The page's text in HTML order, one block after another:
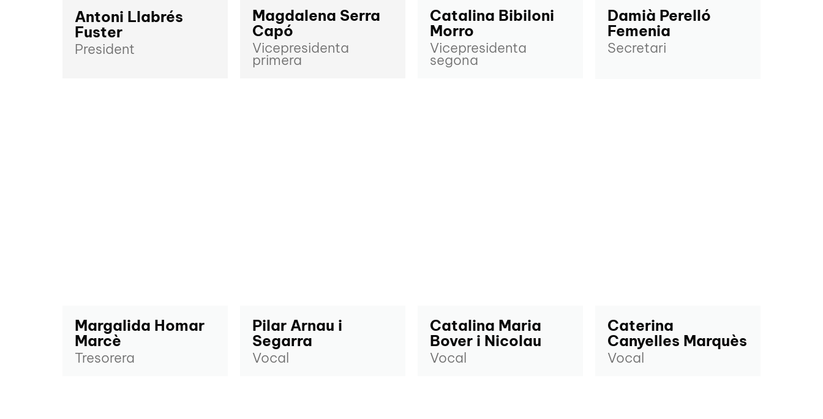
Antoni Llabrés
Fuster
President
Magdalena Serra
Capó
Vicepresidenta
primera
Catalina Bibiloni
Morro
Vicepresidenta
segona
Damià Perelló
Femenia
Secretari
Margalida Homar
Marcè
Tresorera
Pilar Arnau i
Segarra
Vocal
Catalina Maria
Bover i Nicolau
Vocal
Caterina
Canyelles Marquès
Vocal